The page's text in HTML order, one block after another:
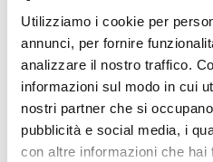
Utilizziamo i cookie per
annunci, per fornire
analizzare il nostro traffico.
informazioni sul modo in cui
nostri partner che si
pubblicità e social media, i
con altre informazioni che hai
ALBERTO
Lusso